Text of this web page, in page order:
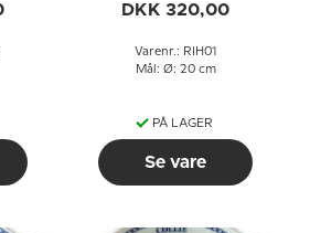
DKK 320,00
Varenr.: RIH01
Mål: Ø: 20 cm
PÅ LAGER
Se vare